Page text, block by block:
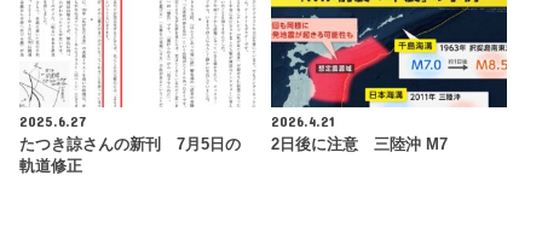
2025.6.27
たつき諒さんの新刊 7月5日の
軌道修正
2026.4.21
2日後に注意 三陸沖 M7